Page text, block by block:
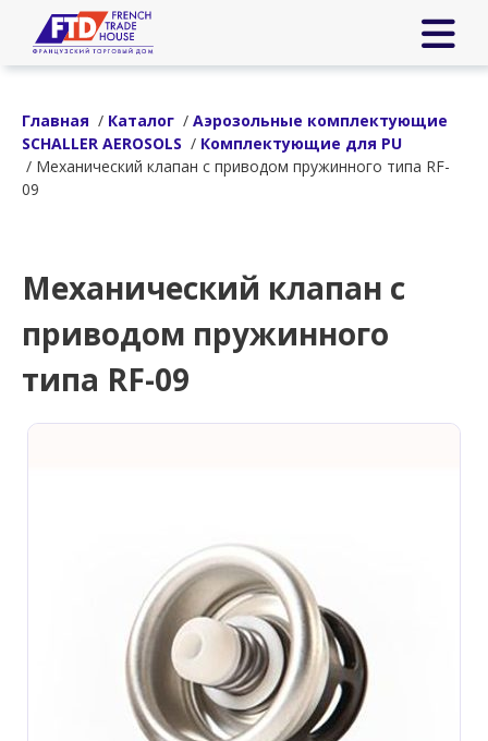
Главная / Каталог / Аэрозольные комплектующие
SCHALLER AEROSOLS / Комплектующие для PU
/ Механический клапан с приводом пружинного типа RF-
09
Механический клапан с
приводом пружинного
типа RF-09